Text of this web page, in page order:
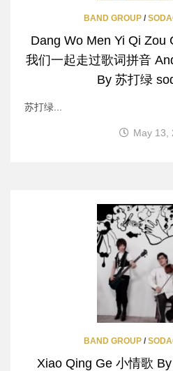
BAND GROUP/
Dang Wo Men Yi Qi Zou
我们一起走过歌词拼音
By 苏打绿
苏打绿...
May 13,
BAND GROUP/
Xiao Qing Ge 小情歌